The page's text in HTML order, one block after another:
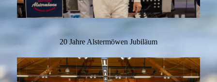
20 Jahre Alstermöwen Jubiläum